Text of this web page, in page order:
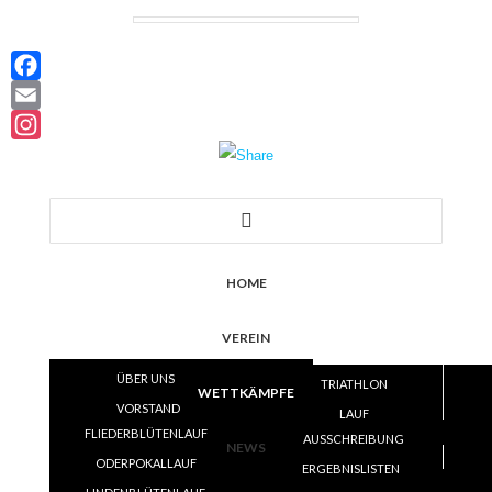
Instagram
HOME
VEREIN
ÜBER UNS TRIATHLON
LAUF
VOLLEYBALL
SKI
VORSTAND
SATZUNG
TRAINING
WETTKÄMPFE
FLIEDERBLÜTENLAUF AUSSCHREIBUNG
ERGEBNISLISTEN
ODERPOKALLAUF
ERGEBNISLISTEN
NEWS